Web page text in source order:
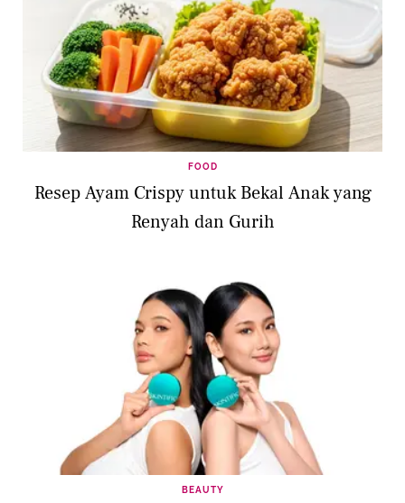
FOOD
Resep Ayam Crispy untuk Bekal Anak yang
Renyah dan Gurih
BEAUTY